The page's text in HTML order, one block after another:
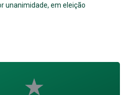
unanimidade, em eleição